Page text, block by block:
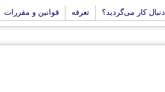
دنبال کار می‌گردید؟ تعرفه قوانین و مقررات